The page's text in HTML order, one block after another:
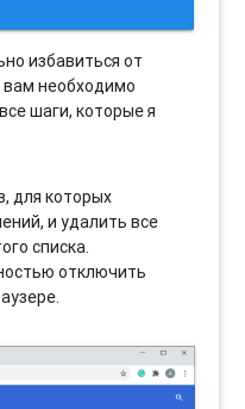
избавиться от
вам необходимо
шаги, которые я
для которых
и удалить все
списка.
отключить